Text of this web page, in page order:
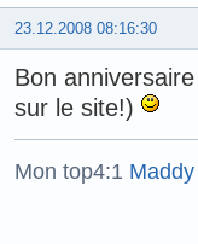
23.12.2008 08:16:30
Bon
sur le site!)
Mon top4:1